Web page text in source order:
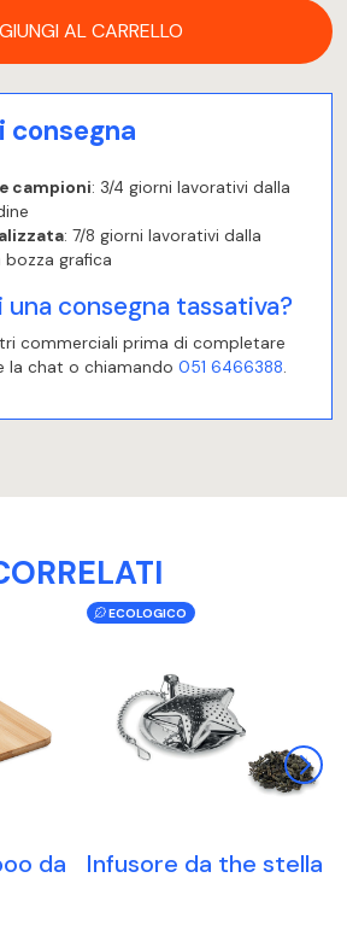
AL CARRELLO
consegna
campioni: 3/4 giorni lavorativi dalla
: 7/8 giorni lavorativi dalla
grafica
una consegna tassativa?
commerciali prima di completare
la chat o chiamando 051 6466388.
da
ECOLOGICO
Infusore da the stella